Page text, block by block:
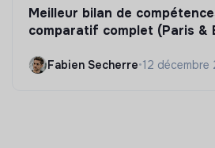
Meilleur bilan de
comparatif complet (Paris &
Fabien Secherre•12 décembre